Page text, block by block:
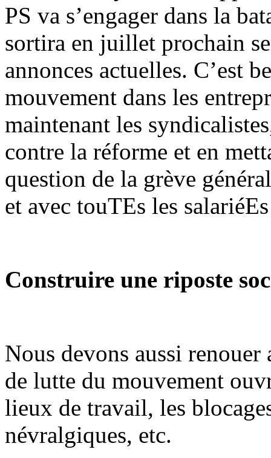
PS va s’engager dans la
sortira en juillet prochain
annonces actuelles. C’est
mouvement dans les
maintenant les
contre la réforme et en
question de la grève
et avec touTEs les
Construire une riposte
Nous devons aussi
de lutte du mouvement
lieux de travail, les
névralgiques, etc.